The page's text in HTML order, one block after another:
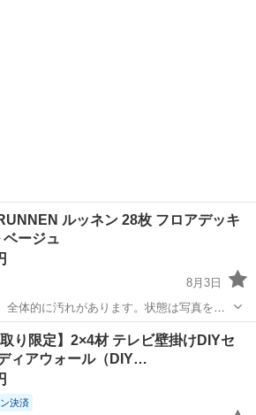
ルッネン 28枚 フロアデッキ
ベージュ
8月3日
体的に汚れがあります。状態は写真をご
でのお渡しとなりますので、ご理解いただ
す。
その他
取り限定】2×4材 テレビ壁掛けDIYセ
ィアウォール（DIY…
決済